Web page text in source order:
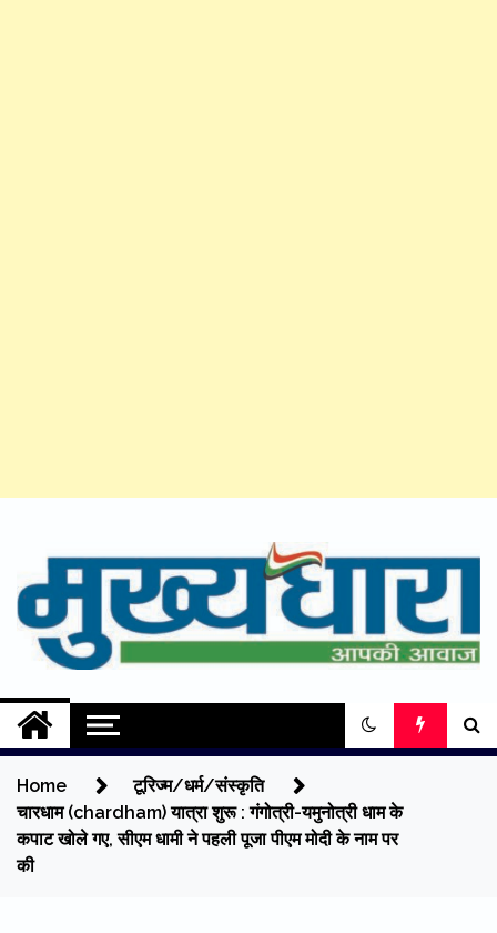
content
Mukhyadhara
Aapki Aawaz
Home
टूरिज्म/धर्म/संस्कृति
चारधाम (chardham) यात्रा शुरू : गंगोत्री-यमुनोत्री धाम के
कपाट खोले गए, सीएम धामी ने पहली पूजा पीएम मोदी के नाम पर
की